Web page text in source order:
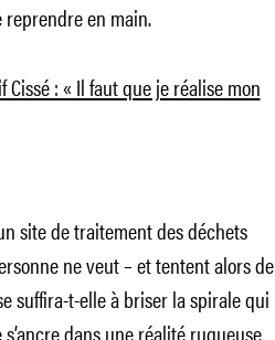
reprendre en main.
Cissé : « Il faut que je réalise mon
site de traitement des déchets
ne veut – et tentent alors de
suffira-t-elle à briser la spirale qui
dans une réalité rugueuse